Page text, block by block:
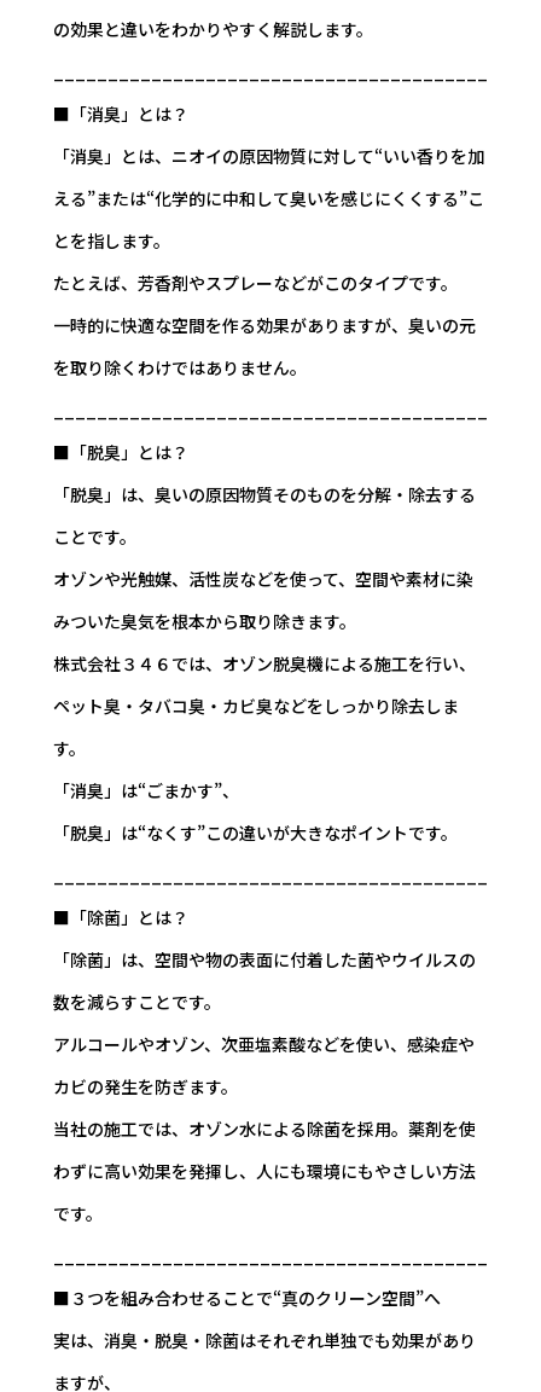
の効果と違いをわかりやすく解説します。
■「消臭」とは？
「消臭」とは、ニオイの原因物質に対して“いい香りを加
える”または“化学的に中和して臭いを感じにくくする”こ
とを指します。
たとえば、芳香剤やスプレーなどがこのタイプです。
一時的に快適な空間を作る効果がありますが、臭いの元
を取り除くわけではありません。
■「脱臭」とは？
「脱臭」は、臭いの原因物質そのものを分解・除去する
ことです。
オゾンや光触媒、活性炭などを使って、空間や素材に染
みついた臭気を根本から取り除きます。
株式会社３４６では、オゾン脱臭機による施工を行い、
ペット臭・タバコ臭・カビ臭などをしっかり除去しま
す。
「消臭」は“ごまかす”、
「脱臭」は“なくす”――この違いが大きなポイントです。
■「除菌」とは？
「除菌」は、空間や物の表面に付着した菌やウイルスの
数を減らすことです。
アルコールやオゾン、次亜塩素酸などを使い、感染症や
カビの発生を防ぎます。
当社の施工では、オゾン水による除菌を採用。薬剤を使
わずに高い効果を発揮し、人にも環境にもやさしい方法
です。
■３つを組み合わせることで“真のクリーン空間”へ
実は、消臭・脱臭・除菌はそれぞれ単独でも効果があり
ますが、